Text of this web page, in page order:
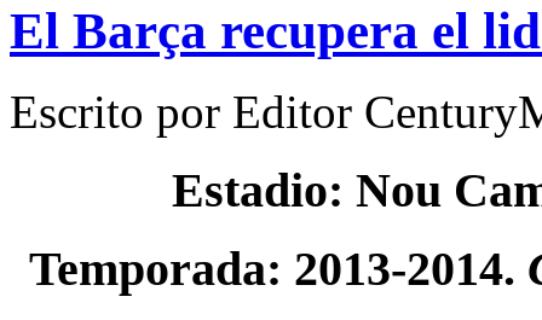
El Barça recupera el
Escrito por Editor
Estadio: Nou
Temporada: 2013-2014.